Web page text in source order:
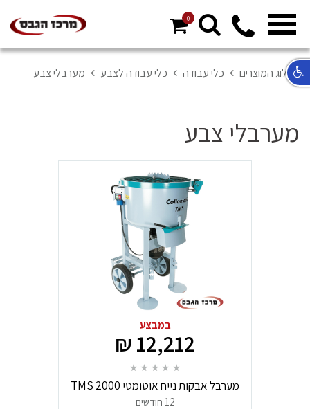
0
קטלוג המוצרים כלי עבודה כלי עבודה לצבע מערבלי צבע
מערבלי צבע
במבצע
12,212 ₪
מערבל אבקות נייח אוטומטי TMS 2000
מבית Collomix
12 חודשים